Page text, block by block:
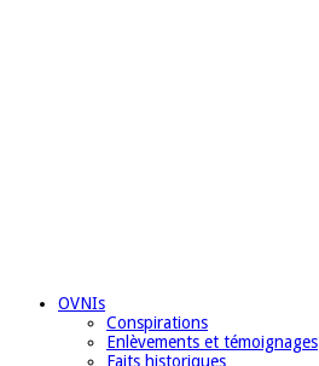
OVNIs
Conspirations
Enlèvements et témoignages
Faits historiques